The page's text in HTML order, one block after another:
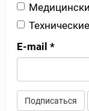
E-mail *
Подписаться